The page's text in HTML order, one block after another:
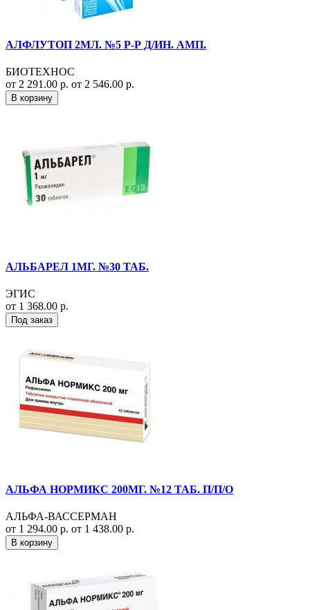
АЛФЛУТОП 2МЛ. №5 Р-Р Д/ИН. АМП.
БИОТЕХНОС
от 2 291.00 р. от 2 546.00 р.
В корзину
АЛЬБАРЕЛ 1МГ. №30 ТАБ.
ЭГИС
от 1 368.00 р.
Под заказ
АЛЬФА НОРМИКС 200МГ. №12 ТАБ. П/П/О
АЛЬФА-ВАССЕРМАН
от 1 294.00 р. от 1 438.00 р.
В корзину